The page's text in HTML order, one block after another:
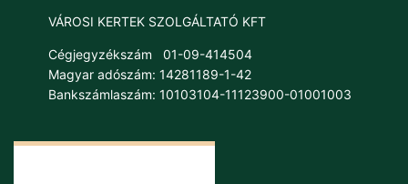
VÁROSI KERTEK SZOLGÁLTATÓ KFT
Cégjegyzékszám
01-09-414504
Magyar adószám: 14281189-1-42
Bankszámlaszám: 10103104-11123900-01001003